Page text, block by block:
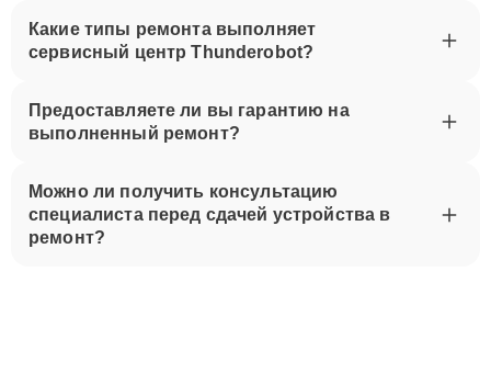
Какие типы ремонта выполняет
сервисный центр Thunderobot?
Предоставляете ли вы гарантию на
выполненный ремонт?
Можно ли получить консультацию
специалиста перед сдачей устройства в
ремонт?